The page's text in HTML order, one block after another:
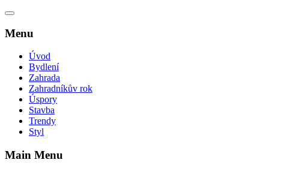
Menu
Úvod
Bydlení
Zahrada
Zahradníkův rok
Úspory
Stavba
Trendy
Styl
Main Menu